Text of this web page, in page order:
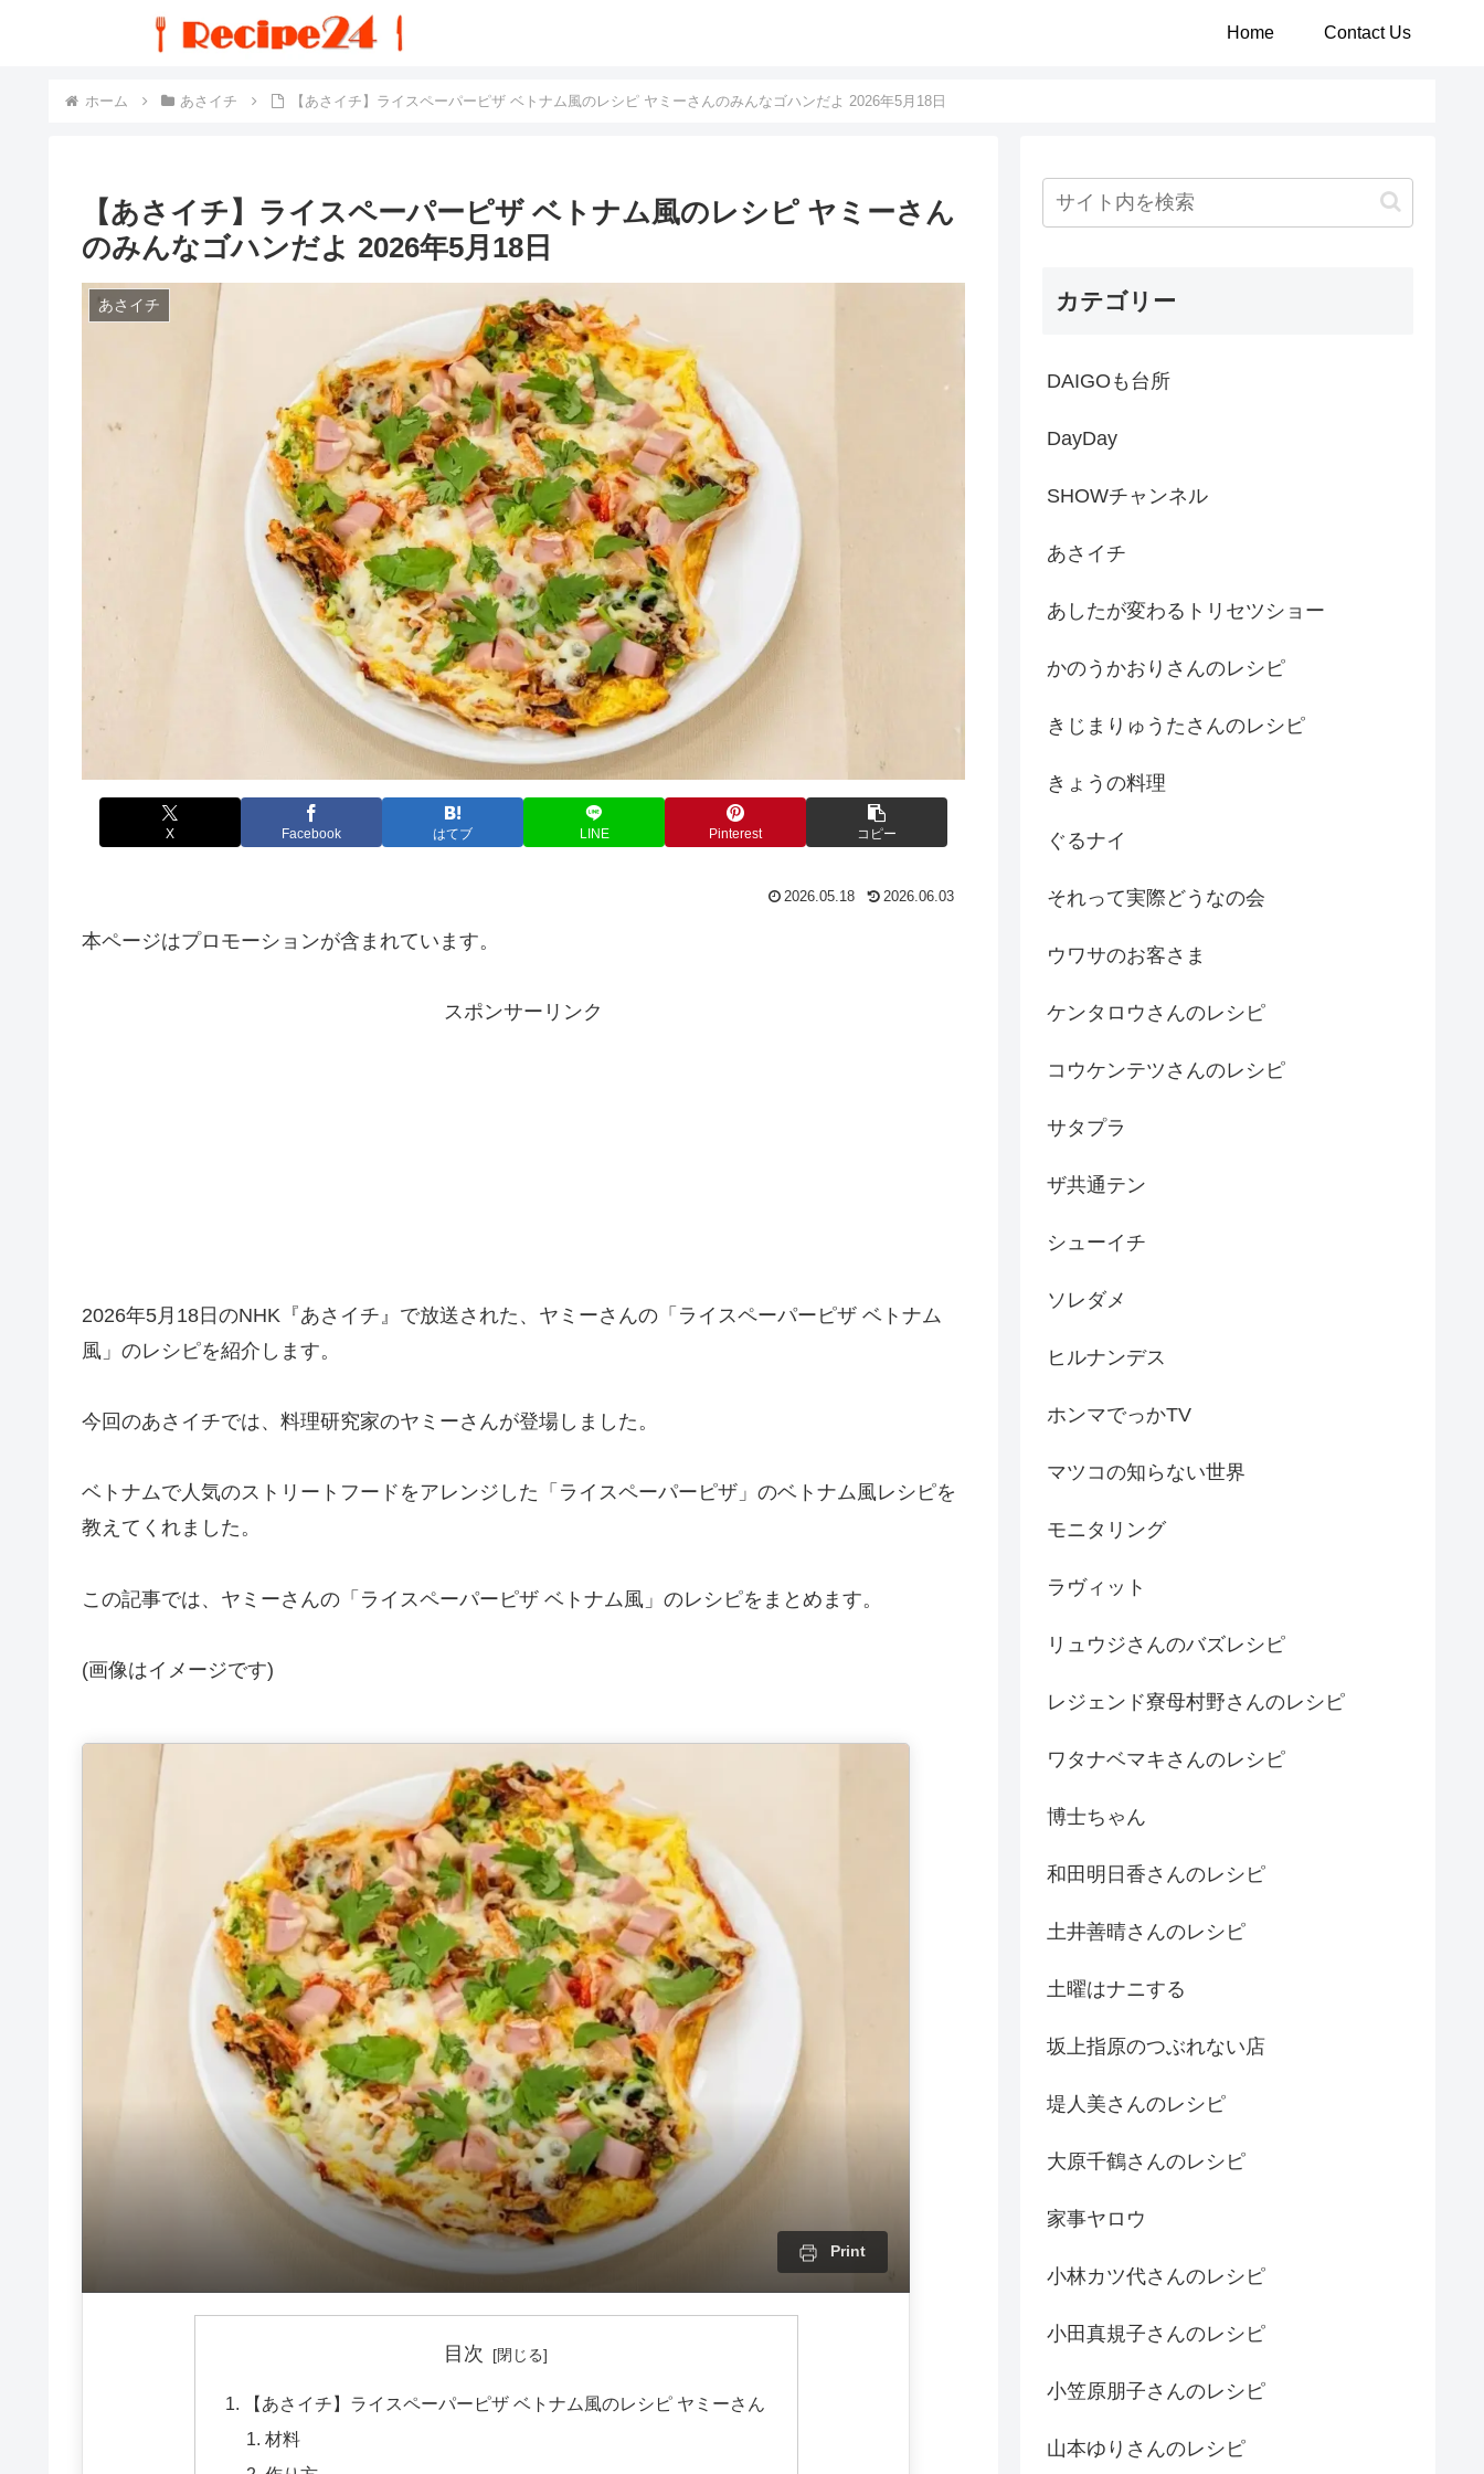
Home Contact Us
ホーム あさイチ 【あさイチ】ライスペーパーピザ ベトナム風のレシピ ヤミーさんのみんなゴハンだよ 2026年5月18日
【あさイチ】ライスペーパーピザ ベトナム風のレシピ ヤミーさん
のみんなゴハンだよ 2026年5月18日
あさイチ
X Facebook はてブ LINE Pinterest コピー
2026.05.18 2026.06.03
本ページはプロモーションが含まれています。
スポンサーリンク
2026年5月18日のNHK『あさイチ』で放送された、ヤミーさんの「ライスペーパーピザ ベトナム
風」のレシピを紹介します。
今回のあさイチでは、料理研究家のヤミーさんが登場しました。
ベトナムで人気のストリートフードをアレンジした「ライスペーパーピザ」のベトナム風レシピを
教えてくれました。
この記事では、ヤミーさんの「ライスペーパーピザ ベトナム風」のレシピをまとめます。
(画像はイメージです)
Print
目次
【あさイチ】ライスペーパーピザ ベトナム風のレシピ ヤミーさん
材料
カテゴリー
DAIGOも台所
DayDay
SHOWチャンネル
あさイチ
あしたが変わるトリセツショー
かのうかおりさんのレシピ
きじまりゅうたさんのレシピ
きょうの料理
ぐるナイ
それって実際どうなの会
ウワサのお客さま
ケンタロウさんのレシピ
コウケンテツさんのレシピ
サタプラ
ザ共通テン
シューイチ
ソレダメ
ヒルナンデス
ホンマでっかTV
マツコの知らない世界
モニタリング
ラヴィット
リュウジさんのバズレシピ
レジェンド寮母村野さんのレシピ
ワタナベマキさんのレシピ
博士ちゃん
和田明日香さんのレシピ
土井善晴さんのレシピ
土曜はナニする
坂上指原のつぶれない店
堤人美さんのレシピ
大原千鶴さんのレシピ
家事ヤロウ
小林カツ代さんのレシピ
小田真規子さんのレシピ
小笠原朋子さんのレシピ
山本ゆりさんのレシピ